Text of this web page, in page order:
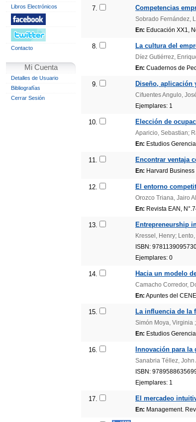
Libros Electrónicos
Contacto
Mi Cuenta
Detalles de Usuario
Bibliografías
Cerrar Sesión
7. Competencias
Sobrado Fernández,
En: Educación XX1,
8. La cultura del
Díez Gutiérrez,
En: Cuadernos de
9. Diseño, aplicación
Cifuentes Angulo,
Ejemplares: 1
10. Elección de
Aparicio, Sebastian;
En: Estudios
11. Encontrar ventaja
En: Harvard Business
12. El entorno
Orozco Triana, Jairo
En: Revista EAN,
13. Entrepreneurship
Kressel, Henry; Lento,
ISBN:
Ejemplares: 0
14. Hacia un modelo
Camacho Corredor,
En: Apuntes del
15. La influencia de la
Simón Moya, Virginia
En: Estudios
16. Innovación para la
Sanabria Téllez, John
ISBN:
Ejemplares: 1
17. El mercadeo
En: Management.